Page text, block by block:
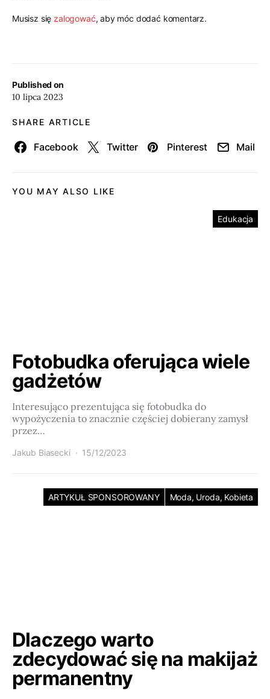
Published on
10 lipca 2023
SHARE ARTICLE
Facebook Twitter Pinterest Mail
Musisz się zalogować, aby móc dodać komentarz.
YOU MAY ALSO LIKE
Edukacja
Fotobudka oferująca wiele
gadżetów
Interesująco prezentująca się fotobudka do
wypożyczenia to znacznie częściej dobierany zamysł
przez…
Jakub Biasecki 15/12/2023
ARTYKUŁ SPONSOROWANY Moda, Uroda, Kobieta
Dlaczego warto
zdecydować się na makijaż
permanentny